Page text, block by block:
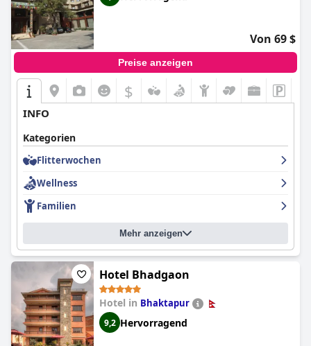
Von 69 $
Preise anzeigen
$
INFO
Kategorien
Flitterwochen
Wellness
Familien
Mehr anzeigen
Hotel Bhadgaon
Hotel in Bhaktapur
9,2 Hervorragend